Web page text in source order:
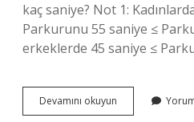
kaç saniye? Not 1:
Parkurunu 55 saniye ≤
erkeklerde 45 saniye ≤
Devamını okuyun
Parkuru